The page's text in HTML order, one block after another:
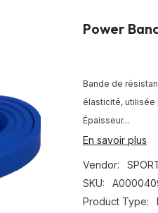
Power
Bande de
élasticité,
Épaisseur...
En savoir plus
Vendor:
SKU:
Product Type: